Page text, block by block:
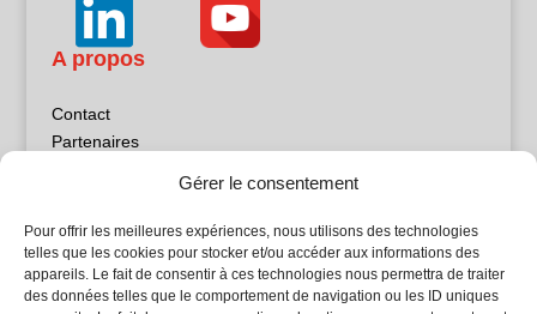
Gérer le consentement
Pour offrir les meilleures expériences, nous utilisons des technologies
telles que les cookies pour stocker et/ou accéder aux informations des
appareils. Le fait de consentir à ces technologies nous permettra de traiter
des données telles que le comportement de navigation ou les ID uniques
A propos
Contact
Partenaires
Politique de confidentialité
Sites partenaires
5Façades